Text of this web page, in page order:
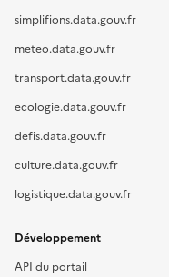
simplifions.data.gouv.fr
meteo.data.gouv.fr
transport.data.gouv.fr
ecologie.data.gouv.fr
defis.data.gouv.fr
culture.data.gouv.fr
logistique.data.gouv.fr
Développement
API du portail